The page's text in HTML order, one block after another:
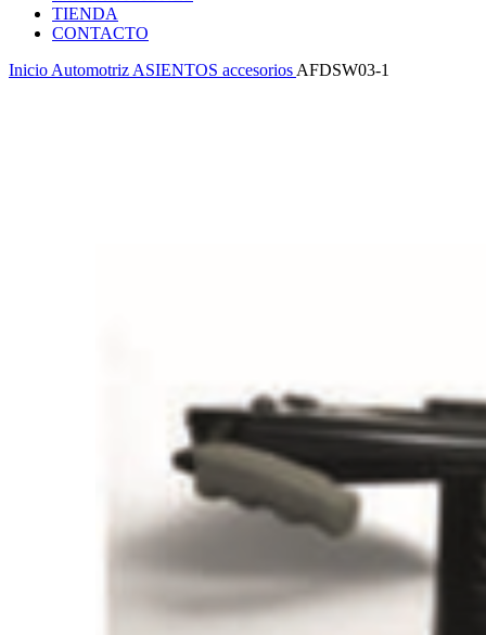
TIENDA
CONTACTO
Inicio Automotriz ASIENTOS accesorios AFDSW03-1